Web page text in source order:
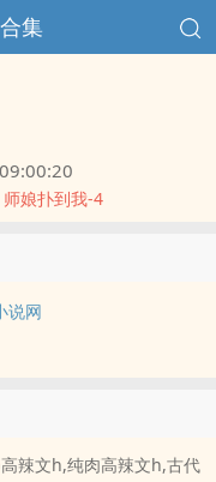
集
娘扑到我-4
说网
辣文h,纯肉高辣文h,古代